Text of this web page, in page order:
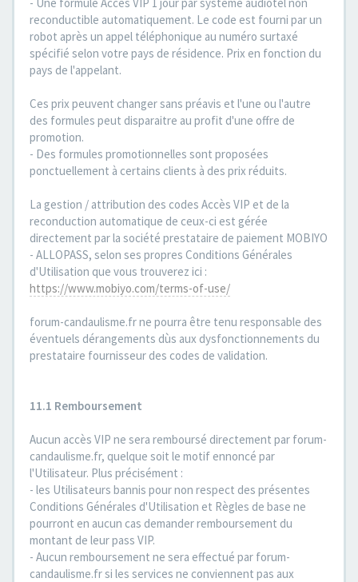
reconductible automatiquement. Le code est fourni par un
robot après un appel téléphonique au numéro surtaxé
spécifié selon votre pays de résidence. Prix en fonction du
pays de l'appelant.
Ces prix peuvent changer sans préavis et l'une ou l'autre
des formules peut disparaitre au profit d'une offre de
promotion.
- Des formules promotionnelles sont proposées
ponctuellement à certains clients à des prix réduits.
La gestion / attribution des codes Accès VIP et de la
reconduction automatique de ceux-ci est gérée
directement par la société prestataire de paiement MOBIYO
- ALLOPASS, selon ses propres Conditions Générales
d'Utilisation que vous trouverez ici :
https://www.mobiyo.com/terms-of-use/
forum-candaulisme.fr ne pourra être tenu responsable des
éventuels dérangements dùs aux dysfonctionnements du
prestataire fournisseur des codes de validation.
11.1 Remboursement
Aucun accès VIP ne sera remboursé directement par forum-
candaulisme.fr, quelque soit le motif ennoncé par
l'Utilisateur. Plus précisément :
- les Utilisateurs bannis pour non respect des présentes
Conditions Générales d'Utilisation et Règles de base ne
pourront en aucun cas demander remboursement du
montant de leur pass VIP.
- Aucun remboursement ne sera effectué par forum-
candaulisme.fr si les services ne conviennent pas aux